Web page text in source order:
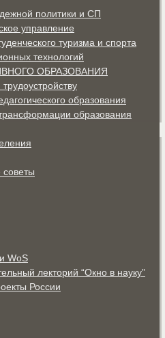
политики и СП
управление
туризма и спорта
технологий
ОБРАЗОВАНИЯ
образования
образования
советы
WoS
лекторий “Окно в науку”
России